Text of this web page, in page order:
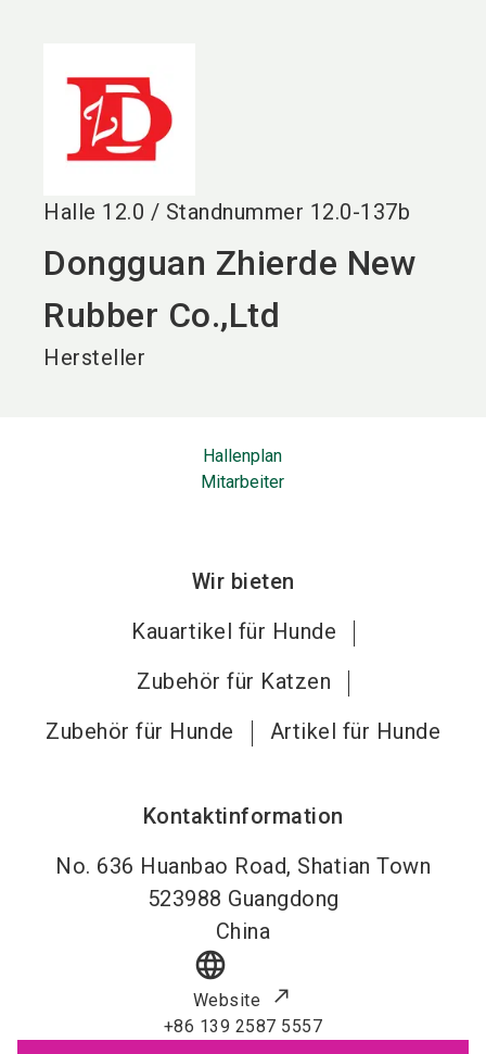
Halle 12.0 / Standnummer 12.0-137b
Dongguan Zhierde New
Rubber Co.,Ltd
Hersteller
Hallenplan
Mitarbeiter
Wir bieten
Kauartikel für Hunde
Zubehör für Katzen
Zubehör für Hunde
Artikel für Hunde
Kontaktinformation
No. 636 Huanbao Road, Shatian Town
523988 Guangdong
China
language
Website
+86 139 2587 5557